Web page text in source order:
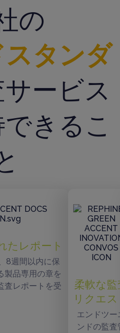
の
タンダ
ービス
きるこ
たレポート
8週間以内に保
製品専用の章を
査レポートを受
柔軟な監
リクエ
エンドツー
ンドの監査